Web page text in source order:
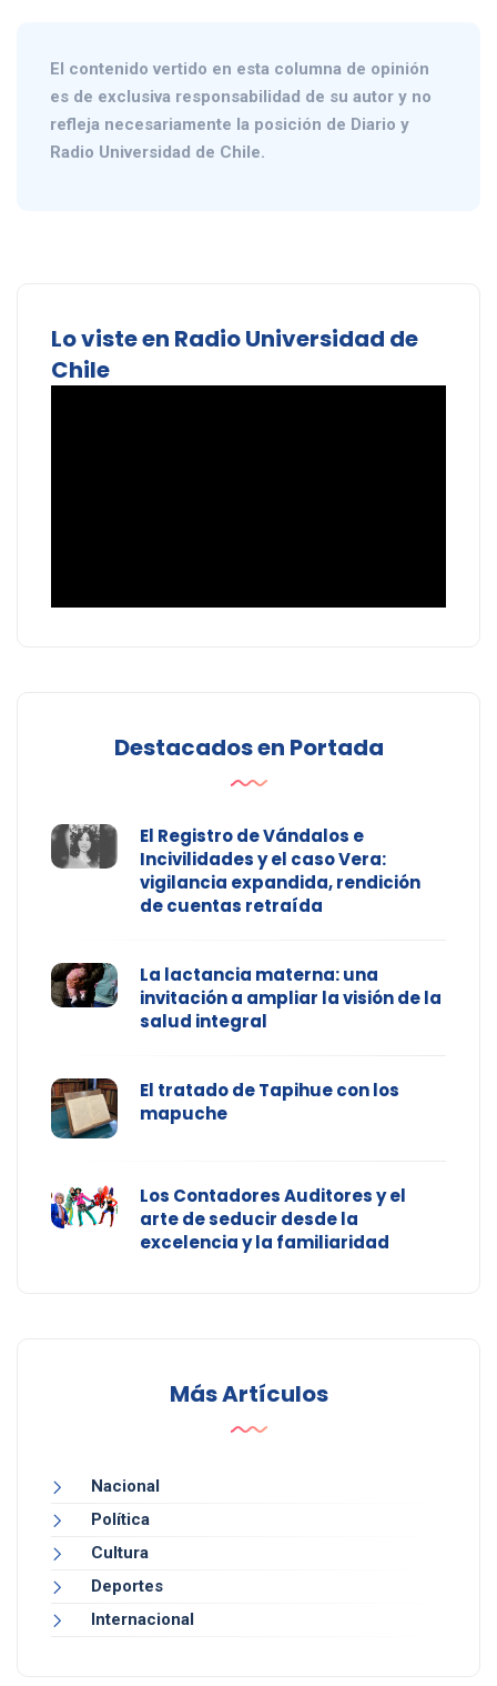
El contenido vertido en esta columna de opinión
es de exclusiva responsabilidad de su autor y no
refleja necesariamente la posición de Diario y
Radio Universidad de Chile.
Lo viste en Radio Universidad de
Chile
Destacados en Portada
El Registro de Vándalos e
Incivilidades y el caso Vera:
vigilancia expandida, rendición
de cuentas retraída
La lactancia materna: una
invitación a ampliar la visión de la
salud integral
El tratado de Tapihue con los
mapuche
Los Contadores Auditores y el
arte de seducir desde la
excelencia y la familiaridad
Más Artículos
Nacional
Política
Cultura
Deportes
Internacional